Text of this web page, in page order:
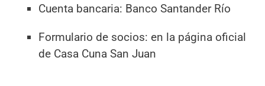
Cuenta bancaria: Banco Santander Río
Formulario de socios: en la página oficial
de Casa Cuna San Juan